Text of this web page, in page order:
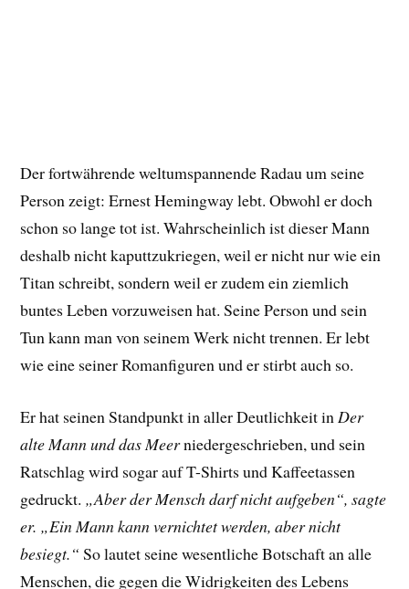
Der fortwährende weltumspannende Radau um seine
Person zeigt: Ernest Hemingway lebt. Obwohl er doch
schon so lange tot ist. Wahrscheinlich ist dieser Mann
deshalb nicht kaputtzukriegen, weil er nicht nur wie ein
Titan schreibt, sondern weil er zudem ein ziemlich
buntes Leben vorzuweisen hat. Seine Person und sein
Tun kann man von seinem Werk nicht trennen. Er lebt
wie eine seiner Romanfiguren und er stirbt auch so.
Er hat seinen Standpunkt in aller Deutlichkeit in Der
alte Mann und das Meerniedergeschrieben, und sein
Ratschlag wird sogar auf T-Shirts und Kaffeetassen
gedruckt. „Aber der Mensch darf nicht aufgeben“, sagte
er. „Ein Mann kann vernichtet werden, aber nicht
besiegt.“So lautet seine wesentliche Botschaft an alle
Menschen, die gegen die Widrigkeiten des Lebens